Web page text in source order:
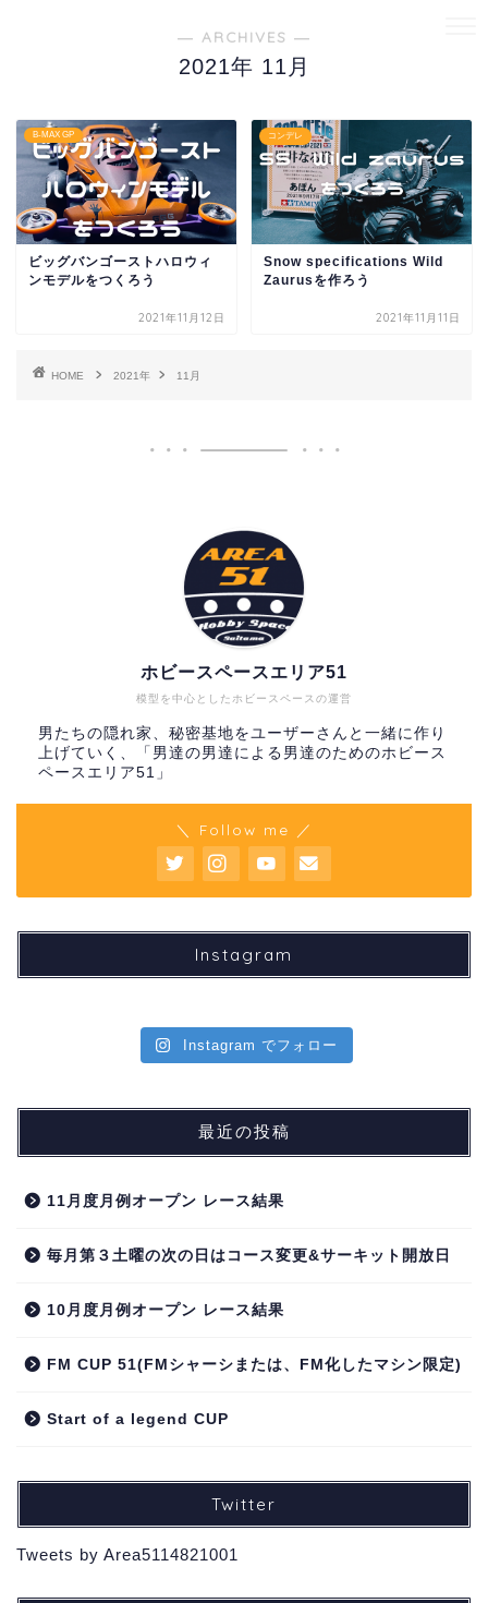
― ARCHIVES ―
2021年 11月
B-MAX GP
ビッグバンゴーストハロウィ
ンモデルをつくろう
2021年11月12日
コンデレ
Snow specifications Wild
Zaurusを作ろう
2021年11月11日
HOME 2021年 11月
模型を中心としたホビースペースの運営
ホビースペースエリア51
男たちの隠れ家、秘密基地をユーザーさんと一緒に作り
上げていく、「男達の男達による男達のためのホビース
ペースエリア51」
＼ Follow me ／
Instagram
Instagram でフォロー
最近の投稿
11月度月例オープン レース結果
毎月第３土曜の次の日はコース変更&サーキット開放日
10月度月例オープン レース結果
FM CUP 51(FMシャーシまたは、FM化したマシン限定)
Start of a legend CUP
Twitter
Tweets by Area5114821001